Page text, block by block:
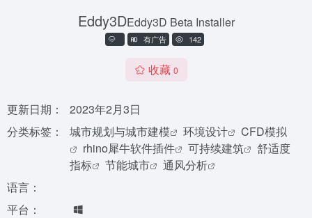
Eddy3DEddy3D Beta Installer
有广告 142
收藏 0
更新日期：
2023年2月3日
分类标签：
城市规划与城市建模 环境设计
CFD模拟
rhino犀牛软件插件
可持续建筑
舒适度
指标
节能城市
通风分析
语言：
平台：